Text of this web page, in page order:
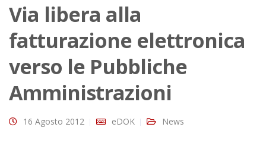
Via libera alla
fatturazione elettronica
verso le Pubbliche
Amministrazioni
16 Agosto 2012 eDOK News